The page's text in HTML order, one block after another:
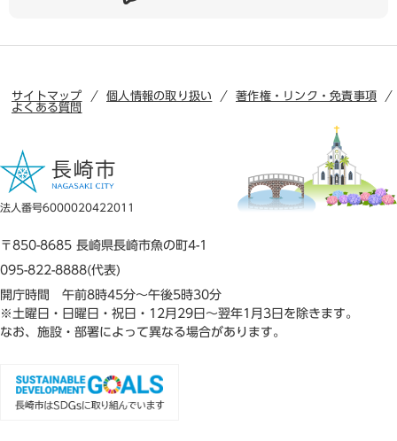
サイトマップ 個人情報の取り扱い
著作権・リンク・免責事項
よくある質問
法人番号6000020422011
〒850-8685 長崎県長崎市魚の町4-1
095-822-8888(代表)
開庁時間 午前8時45分～午後5時30分
※土曜日・日曜日・祝日・12月29日～翌年1月3日を除きます。
なお、施設・部署によって異なる場合があります。